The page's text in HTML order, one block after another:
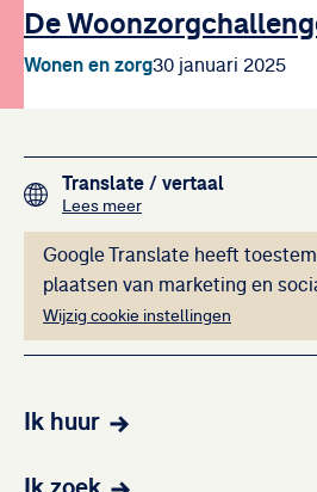
De
Wonen en zorg30 januari 2025
Translate / vertaal
Lees meerover het vertalen van
Google Translate heeft
plaatsen van marketing en
Wijzig cookie instellingen
Ik huur